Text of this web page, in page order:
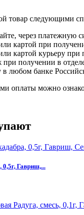
товар следующими
через платежную
картой при
картой курьеру при
получении в
в любом банке
оплаты можно
0,5г, Гавриш,...